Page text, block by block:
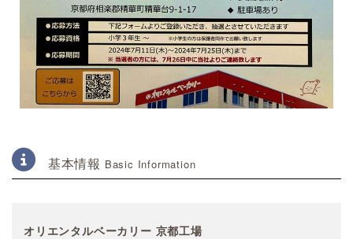
基本情報 Basic Information
オリエンタルベーカリー 京都工場